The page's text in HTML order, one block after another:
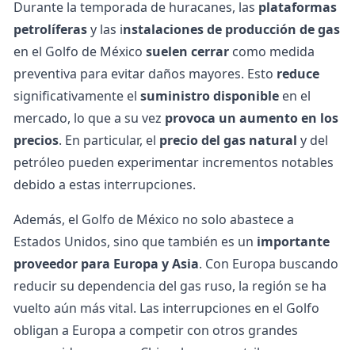
Durante la temporada de huracanes, las plataformas
petrolíferasy las instalaciones de producción de gas
en el Golfo de México suelen cerrar como medida
preventiva para evitar daños mayores. Esto reduce
significativamente el suministro disponible en el
mercado, lo que a su vez provoca un aumento en los
precios. En particular, el precio del gas natural y del
petróleo pueden experimentar incrementos notables
debido a estas interrupciones.
Además, el Golfo de México no solo abastece a
Estados Unidos, sino que también es un importante
proveedor para Europa y Asia. Con Europa buscando
reducir su dependencia del gas ruso, la región se ha
vuelto aún más vital. Las interrupciones en el Golfo
obligan a Europa a competir con otros grandes